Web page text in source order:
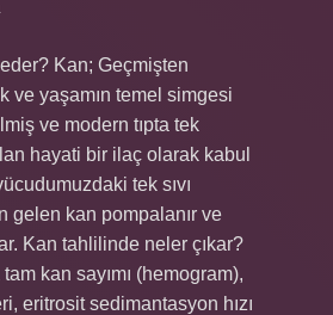
Kan; Geçmişten
ve yaşamın temel simgesi
ve modern tıpta tek
hayati bir ilaç olarak kabul
tek sıvı
gelen kan pompalanır ve
Kan tahlilinde neler çıkar?
kan sayımı (hemogram),
eritrosit sedimantasyon hızı